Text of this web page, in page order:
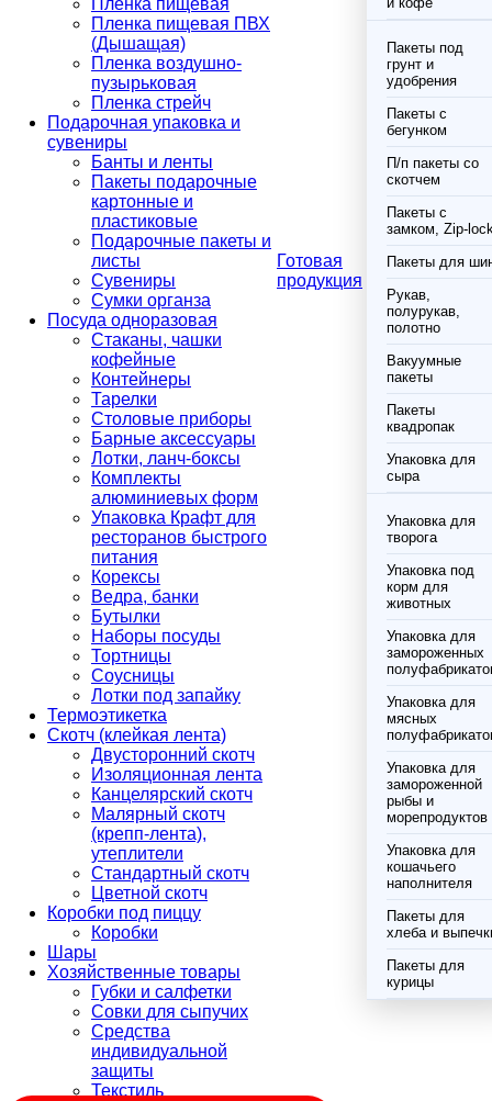
Пленка пищевая
Пленка пищевая ПВХ
(Дышащая)
Пленка воздушно-
пузырьковая
Пленка стрейч
Подарочная упаковка и
сувениры
Банты и ленты
Пакеты подарочные
картонные и
пластиковые
Подарочные пакеты и
листы
Сувениры
Сумки органза
Посуда одноразовая
Стаканы, чашки
кофейные
Контейнеры
Тарелки
Столовые приборы
Барные аксессуары
Лотки, ланч-боксы
Комплекты
алюминиевых форм
Упаковка Крафт для
ресторанов быстрого
питания
Корексы
Ведра, банки
Бутылки
Наборы посуды
Тортницы
Соусницы
Лотки под запайку
Термоэтикетка
Скотч (клейкая лента)
Двусторонний скотч
Изоляционная лента
Канцелярский скотч
Малярный скотч
(крепп-лента),
утеплители
Стандартный скотч
Цветной скотч
Коробки под пиццу
Коробки
Шары
Хозяйственные товары
Губки и салфетки
Совки для сыпучих
Средства
индивидуальной
защиты
Текстиль
Готовая
продукция
Пакеты под
грунт и
удобрения
Пакеты с
бегунком
П/п пакеты со
скотчем
Пакеты с
замком, Zip-
Пакеты для
Рукав,
полурукав,
полотно
Вакуумные
пакеты
Пакеты
квадропак
Упаковка для
сыра
Упаковка для
творога
Упаковка под
корм для
животных
Упаковка для
замороженных
Упаковка для
мясных
Упаковка для
замороженной
рыбы и
морепродуктов
Упаковка для
кошачьего
наполнителя
Пакеты для
хлеба и
Пакеты для
курицы